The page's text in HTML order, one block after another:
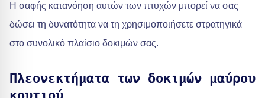
Η σαφής κατανόηση αυτών των πτυχών μπορεί να σας
δώσει τη δυνατότητα να τη χρησιμοποιήσετε στρατηγικά
στο συνολικό πλαίσιο δοκιμών σας.
Πλεονεκτήματα των δοκιμών μαύρου